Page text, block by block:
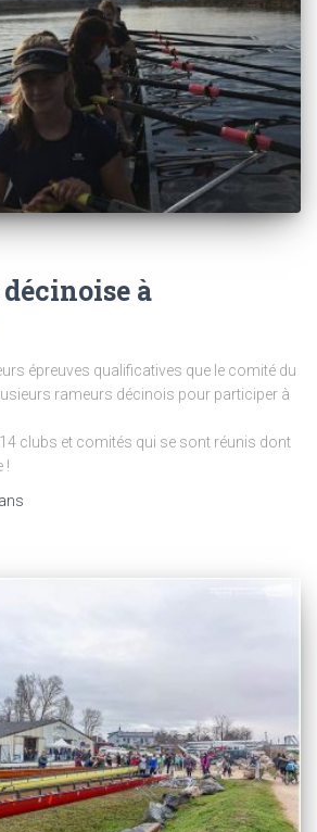
à
épreuves qualificatives que le comité du
rameurs décinois pour participer à
clubs et comités qui se sont réunis dont
!